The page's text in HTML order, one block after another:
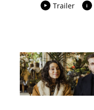
Trailer